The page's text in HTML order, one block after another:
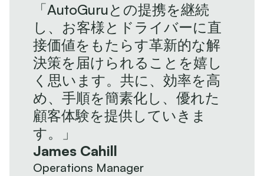
「AutoGuruとの提携を継続
し、お客様とドライバーに直
接価値をもたらす革新的な解
決策を届けられることを嬉し
く思います。共に、効率を高
め、手順を簡素化し、優れた
顧客体験を提供していきま
す。」
James Cahill
Operations Manager